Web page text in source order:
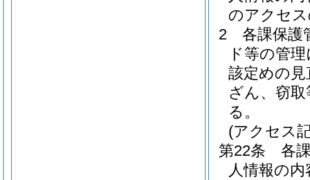
のアクセ
2
各課保護
ド等の管
該定めの
ざん、窃
る。
(アクセス
第22条
各
人情報の